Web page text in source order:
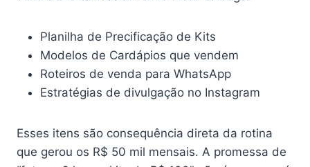
Planilha de Precificação de Kits
Modelos de Cardápios que vendem
Roteiros de venda para WhatsApp
Estratégias de divulgação no Instagram
Esses itens são consequência direta da rotina
que gerou os R$ 50 mil mensais. A promessa de